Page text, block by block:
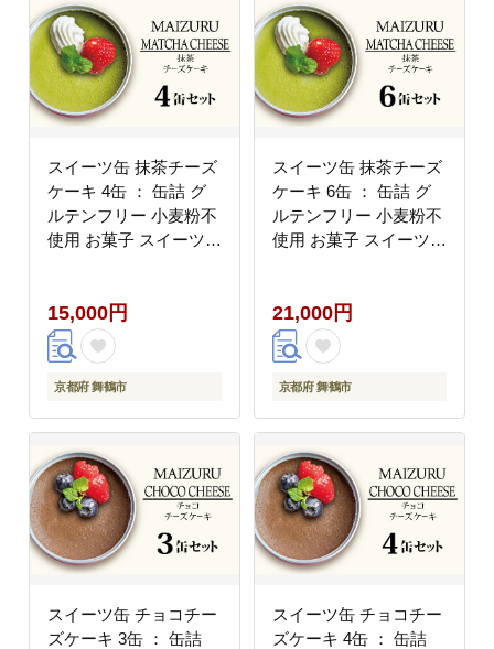
スイーツ缶 抹茶チーズ
ケーキ 4缶 ： 缶詰 グ
ルテンフリー 小麦粉不
使用 お菓子 スイーツ
保存料無添加 長期保存
ケーキ 京都 贈答 贈り
物 プレゼント ギフト
お祝い 結婚 慶事 お歳
トデー
15,000円
京都府 舞鶴市
スイーツ缶 抹茶チーズ
ケーキ 6缶 ： 缶詰 グ
ルテンフリー 小麦粉不
使用 お菓子 スイーツ
保存料無添加 長期保存
ケーキ 京都 贈答 贈り
物 プレゼント ギフト
お祝い 結婚 慶事 お歳
トデー
21,000円
京都府 舞鶴市
スイーツ缶 チョコチー
ズケーキ 3缶 ： 缶詰
スイーツ缶 チョコチー
ズケーキ 4缶 ： 缶詰